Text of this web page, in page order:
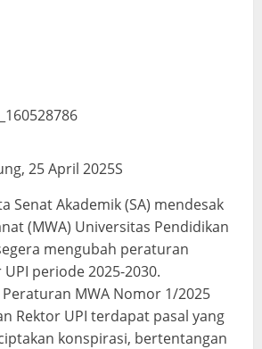
25 April 2025S
Senat Akademik (SA) mendesak
(MWA) Universitas Pendidikan
mengubah peraturan
periode 2025-2030.
MWA Nomor 1/2025
Rektor UPI terdapat pasal yang
konspirasi, bertentangan